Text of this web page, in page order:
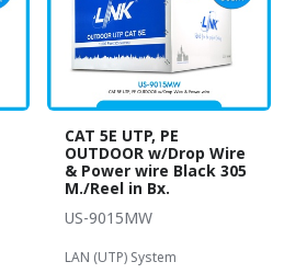
CAT 5E UTP, PE
OUTDOOR w/Drop Wire
& Power wire Black 305
M./Reel in Bx.
US-9015MW
LAN (UTP) System